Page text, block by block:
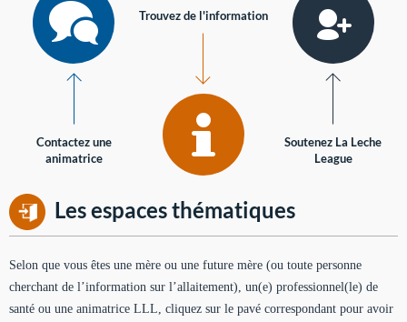
Contactez une
animatrice
Trouvez de l'information
Soutenez La Leche
League
Les espaces thématiques
Selon que vous êtes une mère ou une future mère (ou toute personne
cherchant de l’information sur l’allaitement), un(e) professionnel(le) de
santé ou une animatrice LLL, cliquez sur le pavé correspondant pour avoir